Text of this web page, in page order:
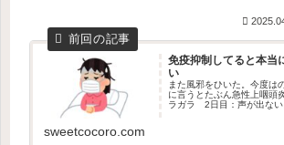
免疫抑制してると本当
い
また風邪をひいた。今度は
に言うとたぶん急性上咽
ラガラ 2日目：声が出な
目：喉が痛い。38.0℃の
sweetcocoro.com